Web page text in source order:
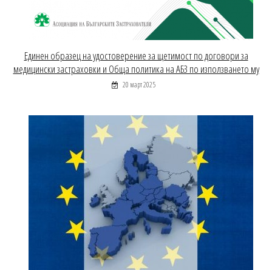
Единен образец на удостоверение за щетимост по договори за
медицински застраховки и Обща политика на АБЗ по използването му
20 март 2025